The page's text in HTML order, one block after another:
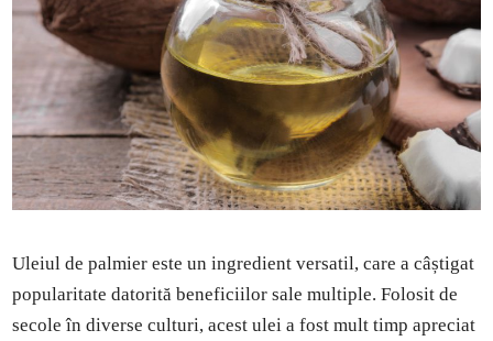
Uleiul de palmier este un ingredient versatil, care a câștigat
popularitate datorită beneficiilor sale multiple. Folosit de
secole în diverse culturi, acest ulei a fost mult timp apreciat